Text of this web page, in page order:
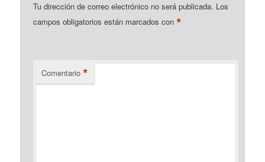
Tu dirección de correo electrónico no será publicada. Los
campos obligatorios están marcados con*
Comentario *